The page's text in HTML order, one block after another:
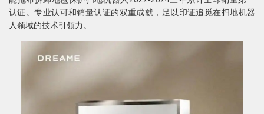
认证。专业认可和销量认证的双重成就，足以印证追觅在扫地机器
人领域的技术引领力。